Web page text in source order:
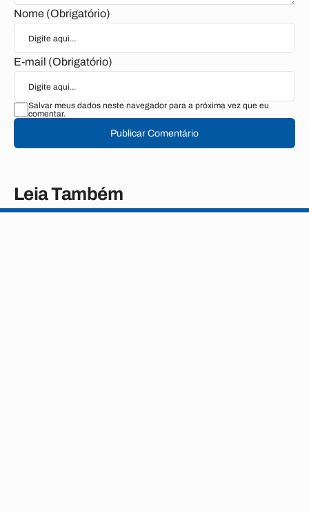
Nome (Obrigatório)
E-mail (Obrigatório)
Salvar meus dados neste navegador para a próxima vez que eu
comentar.
Publicar Comentário
Leia Também